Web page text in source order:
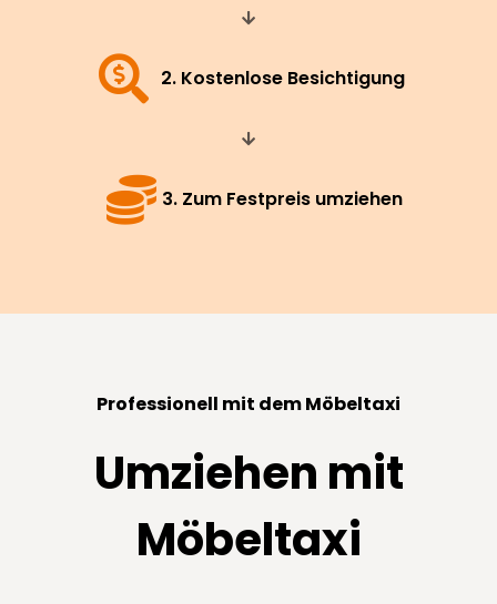
2. Kostenlose Besichtigung
3. Zum Festpreis umziehen
Professionell mit dem Möbeltaxi
Umziehen mit
Möbeltaxi